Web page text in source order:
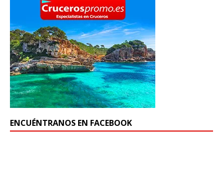
ENCUÉNTRANOS EN FACEBOOK